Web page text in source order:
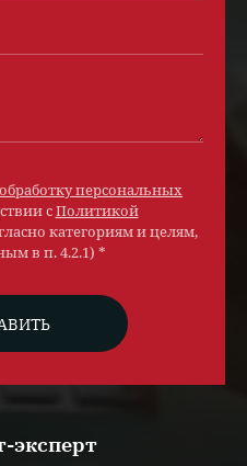
эксперт
персональных
сПолитикой
категориям и целям,
в п. 4.2.1) *